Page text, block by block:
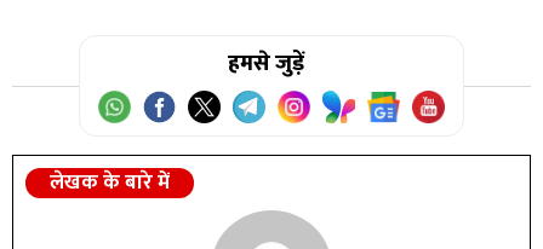
हमसे जुड़ें
लेखक के बारे में